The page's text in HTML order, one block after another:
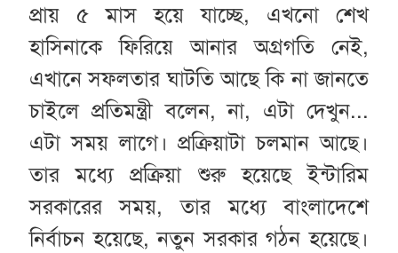
প্রায় ৫ মাস হয়ে যাচ্ছে, এখনো শেখ
হাসিনাকে ফিরিয়ে আনার অগ্রগতি নেই,
এখানে সফলতার ঘাটতি আছে কি না জানতে
চাইলে প্রতিমন্ত্রী বলেন, না, এটা দেখুন...
এটা সময় লাগে। প্রক্রিয়াটা চলমান আছে।
তার মধ্যে প্রক্রিয়া শুরু হয়েছে ইন্টারিম
সরকারের সময়, তার মধ্যে বাংলাদেশে
নির্বাচন হয়েছে, নতুন সরকার গঠন হয়েছে।